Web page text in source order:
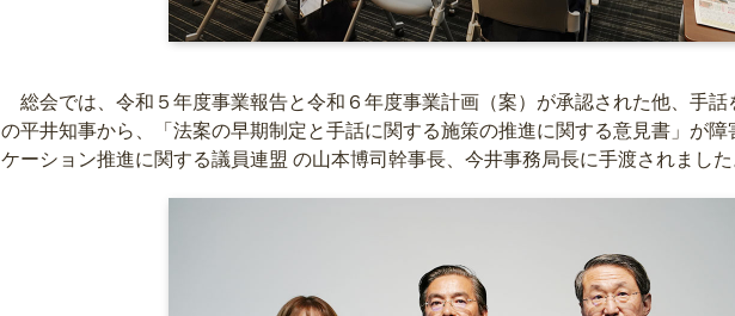
総会では、令和５年度事業報告と令和６年度事業計画（案）が承認された他、手話
の平井知事から、「法案の早期制定と手話に関する施策の推進に関する意見書」が障
ケーション推進に関する議員連盟 の山本博司幹事長、今井事務局長に手渡されました